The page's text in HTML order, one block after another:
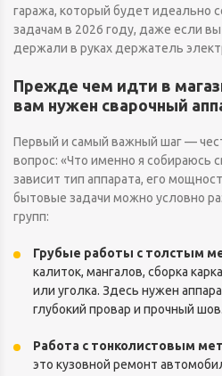
гаража, который будет идеально
задачам в 2026 году, даже если
держали в руках держатель
Прежде чем идти в
вам нужен сварочный
Первый и самый важный шаг —
вопрос: «Что именно я собираюсь
зависит тип аппарата, его
бытовые задачи можно условно
групп:
Грубые работы с толстым
калиток, мангалов, сборка
или уголка. Здесь нужен
глубокий провар и прочный шов.
Работа с тонколистовым
это кузовной ремонт